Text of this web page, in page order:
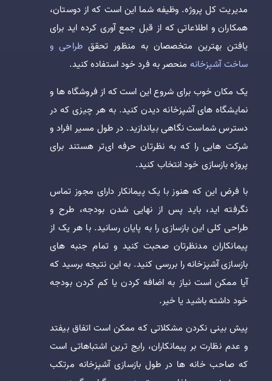
مدیریت کل پروژه. وظیفه شما این است که از دوستان،
همکاران و اطلاعاتی که از قبل جمع آوری کرده اید برای
یافتن بهترین متخصصان به منظور تحققطراحی و
ساخت آشپزخانه منحصر به ‌فرد خود استفاده کنید.
یک مکان خوب برای شروع این است که از فروشگاه‌ ها و
نمایشگاه‌ های آشپزخانه دیدن کنید. به هر چیزی که در
دسترس شماست نگاهی بیاندازید. در طول مسیر افراد و
شرکت هایی را که به نظرتان حرفه ای‌تر هستند برای
پروژه بازسازی خود انتخاب کنید.
با فرض این که هنوز با یک پیمانکار دارای مجوز تماس
نگرفته اید، باید پس از نهایی شدن بودجه، طرح و
طراحی کلی این بازسازی را به پایان رسانید. با هر یک از
پیمانکاران مدنظرتان صحبت کنید و تمام جنبه های
بازسازی آشپزخانه را بررسی کنید. به این نتیجه برسید که
آیا ممکن است نیاز به اضافه کردن یا کم کردن بودجه
خود داشته باشید یا خیر.
پیش‌ بینی نکردن مشکلاتی که ممکن است اتفاق بیفتد
و عدم نظارت بر پیمانکاران، رایج ‌ترین اشتباهاتی است
که صاحب خانه ‌ها در طول بازسازی آشپزخانه مرتکب